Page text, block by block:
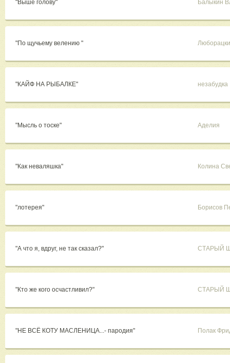
"Выше голову" Балыкин
"По щучьему велению "
"КАЙФ НА РЫБАЛКЕ" незабудка
"Мысль о тоске" Аделия
"Как неваляшка" Колина
"лотерея" Борисов
"А что я, вдруг, не так сказал?" СТАРЫЙ
"Кто же кого осчастливил?" СТАРЫЙ
"НЕ ВСЁ КОТУ МАСЛЕНИЦА...- пародия" Полак